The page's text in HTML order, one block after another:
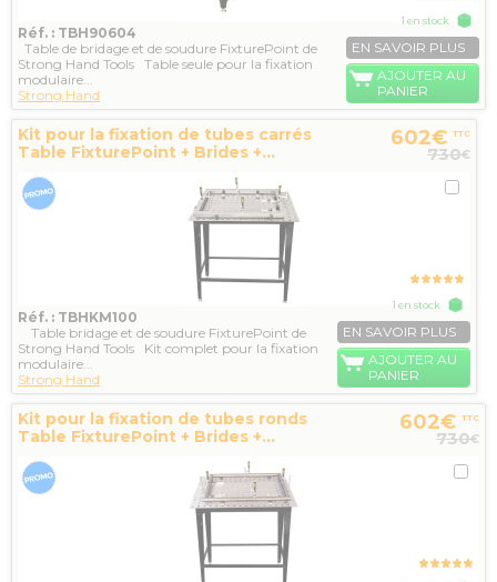
Réf. : TBH90604
Table de bridage et de soudure FixturePoint de
Strong Hand Tools Table seule pour la fixation
modulaire...
Strong Hand
1 en stock
EN SAVOIR PLUS
AJOUTER AU
PANIER
Kit pour la fixation de tubes carrés
Table FixturePoint + Brides +...
602€ TTC
730€
Réf. : TBHKM100
Table bridage et de soudure FixturePoint de
Strong Hand Tools Kit complet pour la fixation
modulaire...
Strong Hand
1 en stock
EN SAVOIR PLUS
AJOUTER AU
PANIER
Kit pour la fixation de tubes ronds
Table FixturePoint + Brides +...
602€ TTC
730€